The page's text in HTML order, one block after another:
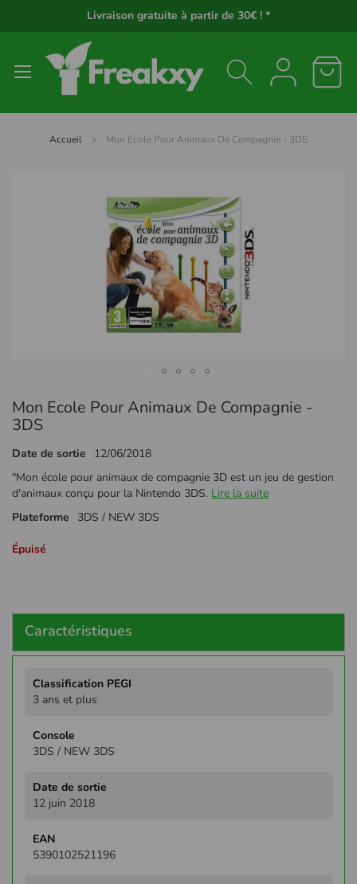
Livraison gratuite à partir de 30€ ! *
Accueil Mon Ecole Pour Animaux De Compagnie - 3DS
au
début
la
d’images
Mon Ecole Pour Animaux De Compagnie -
3DS
Date de sortie
12/06/2018
"Mon école pour animaux de compagnie 3D est un jeu de gestion
d'animaux conçu pour la Nintendo 3DS. Lire la suite
Plateforme
3DS / NEW 3DS
Épuisé
Caractéristiques
d'infos
3 ans et plus
3DS / NEW 3DS
12 juin 2018
5390102521196
Panneau de gestion des cookies